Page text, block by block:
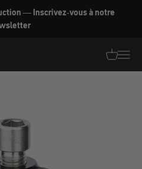
— Inscrivez-vous à notre